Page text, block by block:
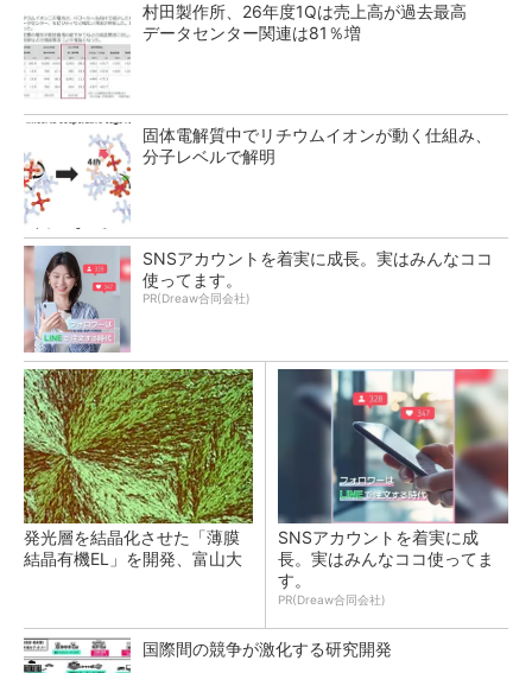
村田製作所、26年度1Qは売上高が過去最高
データセンター関連は81％増
固体電解質中でリチウムイオンが動く仕組み、
分子レベルで解明
SNSアカウントを着実に成長。実はみんなココ
使ってます。
PR(Dreaw合同会社)
発光層を結晶化させた「薄膜
結晶有機EL」を開発、富山大
SNSアカウントを着実に成
長。実はみんなココ使ってま
す。
PR(Dreaw合同会社)
国際間の競争が激化する研究開発